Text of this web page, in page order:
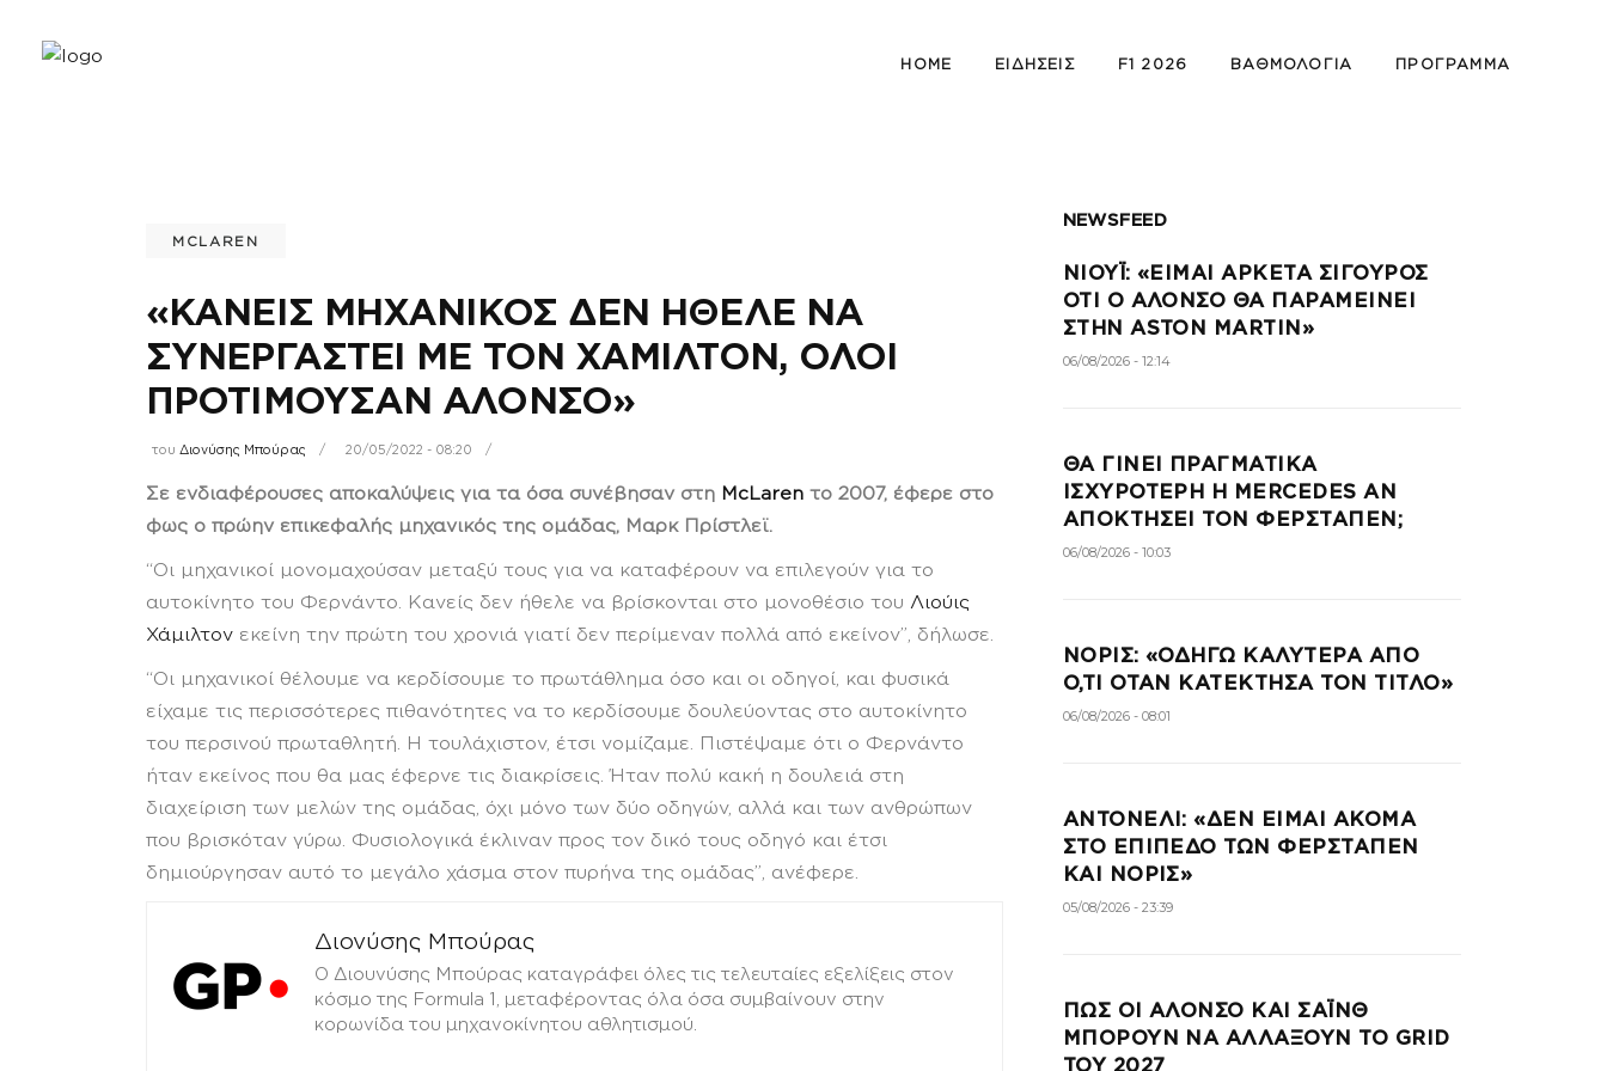
HOME ΕΙΔΉΣΕΙΣ F1 2026 ΒΑΘΜΟΛΟΓΊΑ ΠΡΌΓΡΑΜΜΑ
MCLAREN
«ΚΑΝΕΊΣ ΜΗΧΑΝΙΚΌΣ ΔΕΝ ΉΘΕΛΕ ΝΑ
ΣΥΝΕΡΓΑΣΤΕΊ ΜΕ ΤΟΝ ΧΆΜΙΛΤΟΝ, ΌΛΟΙ
ΠΡΟΤΙΜΟΎΣΑΝ ΑΛΌΝΣΟ»
του Διονύσης Μπούρας 20/05/2022 - 08:20
Σε ενδιαφέρουσες αποκαλύψεις για τα όσα συνέβησαν στη McLaren το 2007, έφερε στο
φως ο πρώην επικεφαλής μηχανικός της ομάδας, Μαρκ Πρίστλεϊ.
“Οι μηχανικοί μονομαχούσαν μεταξύ τους για να καταφέρουν να επιλεγούν για το
αυτοκίνητο του Φερνάντο. Κανείς δεν ήθελε να βρίσκονται στο μονοθέσιο του Λιούις
Χάμιλτον εκείνη την πρώτη του χρονιά γιατί δεν περίμεναν πολλά από εκείνον”, δήλωσε.
“Οι μηχανικοί θέλουμε να κερδίσουμε το πρωτάθλημα όσο και οι οδηγοί, και φυσικά
είχαμε τις περισσότερες πιθανότητες να το κερδίσουμε δουλεύοντας στο αυτοκίνητο
του περσινού πρωταθλητή. Ή τουλάχιστον, έτσι νομίζαμε. Πιστέψαμε ότι ο Φερνάντο
ήταν εκείνος που θα μας έφερνε τις διακρίσεις. Ήταν πολύ κακή η δουλειά στη
διαχείριση των μελών της ομάδας, όχι μόνο των δύο οδηγών, αλλά και των ανθρώπων
που βρισκόταν γύρω. Φυσιολογικά έκλιναν προς τον δικό τους οδηγό και έτσι
δημιούργησαν αυτό το μεγάλο χάσμα στον πυρήνα της ομάδας”, ανέφερε.
Διονύσης Μπούρας
Ο Διουνύσης Μπούρας καταγράφει όλες τις τελευταίες εξελίξεις στον
κόσμο της Formula 1, μεταφέροντας όλα όσα συμβαίνουν στην
κορωνίδα του μηχανοκίνητου αθλητισμού.
NEWSFEED
ΝΙΟΎΙ: «ΕΊΜΑΙ ΑΡΚΕΤΆ ΣΊΓΟΥΡΟΣ
ΌΤΙ Ο ΑΛΌΝΣΟ ΘΑ ΠΑΡΑΜΕΊΝΕΙ
ΣΤΗΝ ASTON MARTIN»
06/08/2026 - 12:14
ΘΑ ΓΊΝΕΙ ΠΡΑΓΜΑΤΙΚΆ
ΙΣΧΥΡΌΤΕΡΗ Η MERCEDES ΑΝ
ΑΠΟΚΤΉΣΕΙ ΤΟΝ ΦΕΡΣΤΆΠΕΝ;
06/08/2026 - 10:03
ΝΌΡΙΣ: «ΟΔΗΓΏ ΚΑΛΎΤΕΡΑ ΑΠΌ
Ό,ΤΙ ΌΤΑΝ ΚΑΤΈΚΤΗΣΑ ΤΟΝ ΤΊΤΛΟ»
06/08/2026 - 08:01
ΑΝΤΟΝΈΛΙ: «ΔΕΝ ΕΊΜΑΙ ΑΚΌΜΑ
ΣΤΟ ΕΠΊΠΕΔΟ ΤΩΝ ΦΕΡΣΤΆΠΕΝ
ΚΑΙ ΝΌΡΙΣ»
05/08/2026 - 23:39
ΠΏΣ ΟΙ ΑΛΌΝΣΟ ΚΑΙ ΣΆΙΝΘ
ΜΠΟΡΟΎΝ ΝΑ ΑΛΛΆΞΟΥΝ ΤΟ GRID
ΤΟΥ 2027